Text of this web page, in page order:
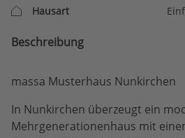
Hausart
Beschreibung
massa Musterhaus Nunkirchen
In Nunkirchen überzeugt ein
Mehrgenerationenhaus mit